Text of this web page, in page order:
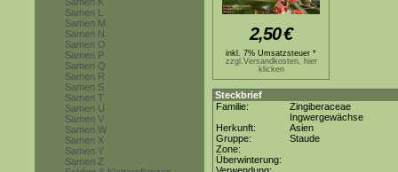
Samen L
Samen M
Samen N
Samen O
Samen P
Samen Q
Samen R
Samen S
Samen T
Samen U
Samen V
Samen W
Samen X
Samen Y
Samen Z
2,50€
inkl. 7% Umsatzsteuer *
zzgl.Versandkosten, hier
klicken
Steckbrief
Familie:
Zingiberaceae
Ingwergewächse
Herkunft:
Asien
Gruppe:
Staude
Zone:
Überwinterung: